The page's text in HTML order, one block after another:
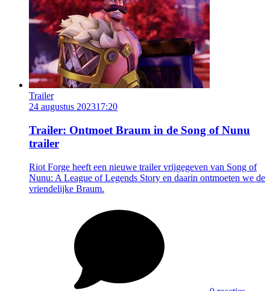
Trailer
24 augustus 202317:20
Trailer: Ontmoet Braum in de Song of Nunu
trailer
Riot Forge heeft een nieuwe trailer vrijgegeven van Song of
Nunu: A League of Legends Story en daarin ontmoeten we de
vriendelijke Braum.